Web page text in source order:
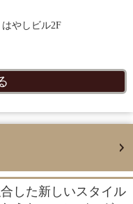
はやしビル2F
した新しいスタイル